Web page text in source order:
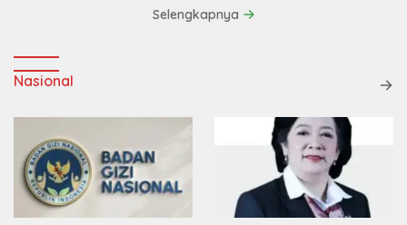
Selengkapnya
Nasional